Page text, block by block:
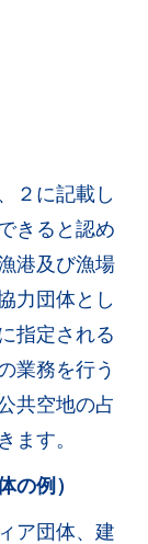
２に記載し
きると認め
港及び漁場
力団体とし
指定される
業務を行う
共空地の占
ます。
の例）
ア団体、建